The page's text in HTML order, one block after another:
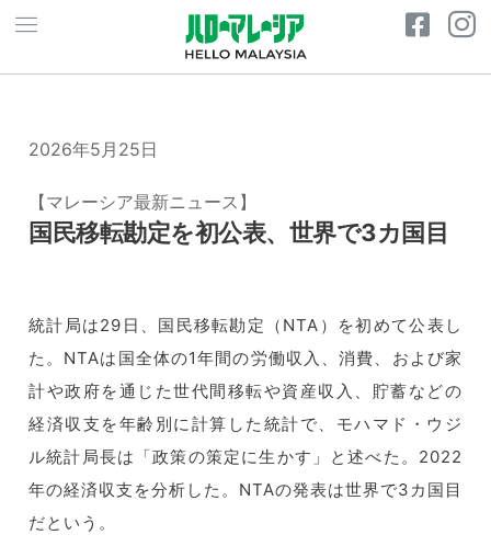
2026年5月25日
【マレーシア最新ニュース】
国民移転勘定を初公表、世界で3カ国目
統計局は29日、国民移転勘定（NTA）を初めて公表し
た。 NTAは国全体の1年間の労働収入、消費、 および家
計や政府を通じた世代間移転や資産収入、 貯蓄などの
経済収支を年齢別に計算した統計で、モハマド・ ウジ
ル統計局長は「政策の策定に生かす」と述べた。2022
年の経済収支を分析した。 NTAの発表は世界で3カ国目
だという。